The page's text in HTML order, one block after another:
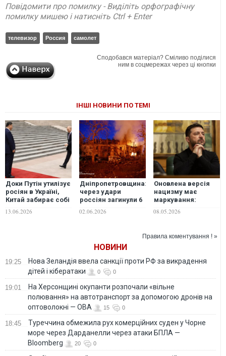
Повідомити про помилку - Виділіть орфографічну
помилку мишею і натисніть Ctrl + Enter
телевизор Россия самолет
Сподобався матеріал? Сміливо поділися
ним в соцмережах через ці кнопки
ІНШІ НОВИНИ ПО ТЕМІ
Доки Путін утилізує
росіян в Україні,
Китай забирає собі
бою, - The Hill
13.06.2026
Дніпропетровщина:
через удари
россіян загинули 6
рятувальник, ще 36
02.06.2026
Оновлена версія
нацизму має
маркування:
России", -
08.05.2026
Правила коментування ! »
НОВИНИ
19:25
Нова Зеландія ввела санкції проти РФ за викрадення
дітей і кібератаки
0 0
19:01
На Херсонщині окупанти розпочали «вільне
полювання» на автотранспорт за допомогою дронів на
оптоволокні — ОВА
15 0
18:45
Туреччина обмежила рух комерційних суден у Чорне
море через Дарданелли через атаки БПЛА —
Bloomberg
20 0